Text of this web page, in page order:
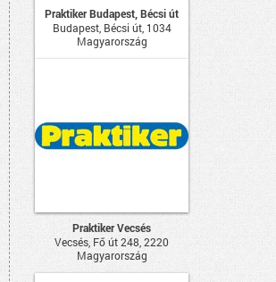
Praktiker Budapest, Bécsi út
Budapest, Bécsi út, 1034
Magyarország
Praktiker Vecsés
Vecsés, Fő út 248, 2220
Magyarország